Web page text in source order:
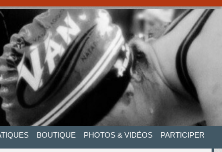
BOUTIQUE PHOTOS & VIDÉOS PARTICIPER